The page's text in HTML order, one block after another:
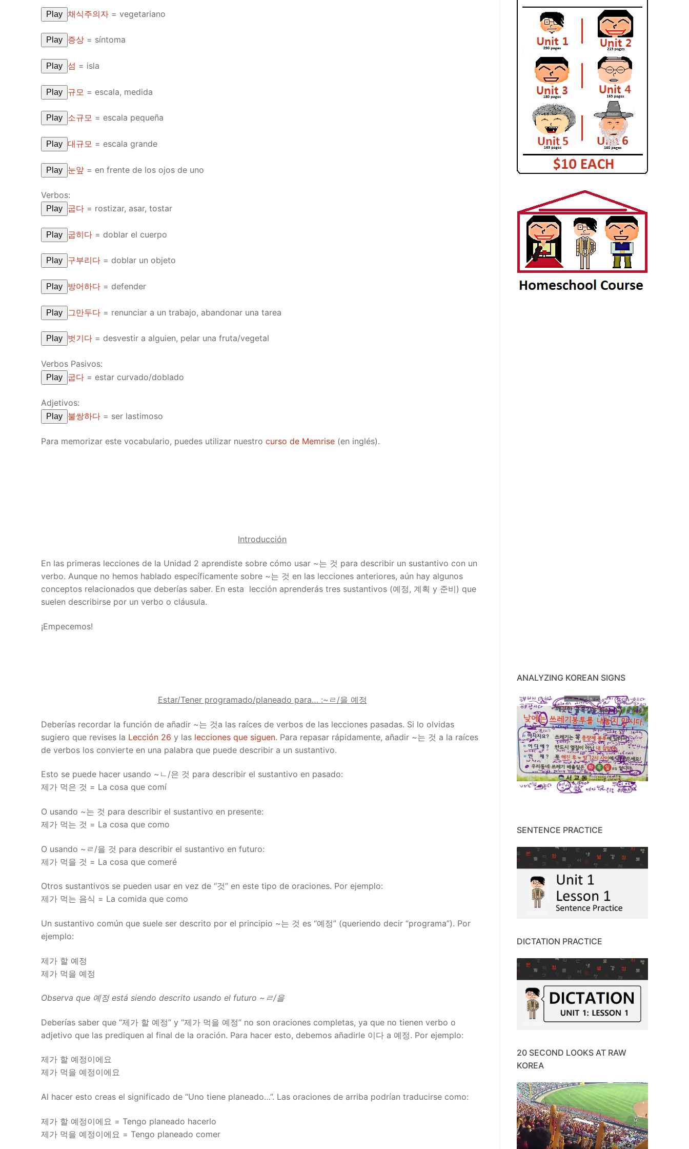
Play 채식주의자 = vegetariano
Play 증상 = síntoma
Play 섬 = isla
Play 규모 = escala, medida
Play 소규모 = escala pequeña
Play 대규모 = escala grande
Play 눈앞 = en frente de los ojos de uno
Verbos:
Play 굽다 = rostizar, asar, tostar
Play 굽히다 = doblar el cuerpo
Play 구부리다 = doblar un objeto
Play 방어하다 = defender
Play 그만두다 = renunciar a un trabajo, abandonar una tarea
Play 벗기다 = desvestir a alguien, pelar una fruta/vegetal
Verbos Pasivos:
Play 굽다 = estar curvado/doblado
Adjetivos:
Play 불쌍하다 = ser lastimoso
Para memorizar este vocabulario, puedes utilizar nuestro curso de Memrise (en inglés).
Introducción
En las primeras lecciones de la Unidad 2 aprendiste sobre cómo usar ~는 것 para describir un sustantivo con un
verbo. Aunque no hemos hablado específicamente sobre ~는 것 en las lecciones anteriores, aún hay algunos
conceptos relacionados que deberías saber. En esta lección aprenderás tres sustantivos (예정, 계획 y 준비) que
suelen describirse por un verbo o cláusula.
¡Empecemos!
Estar/Tener programado/planeado para… :~ㄹ/을 예정
Deberías recordar la función de añadir ~는 것a las raíces de verbos de las lecciones pasadas. Si lo olvidas
sugiero que revises la Lección 26 y las lecciones que siguen. Para repasar rápidamente, añadir ~는 것 a la raíces
de verbos los convierte en una palabra que puede describir a un sustantivo.
Esto se puede hacer usando ~ㄴ/은 것 para describir el sustantivo en pasado:
제가 먹은 것 = La cosa que comí
O usando ~는 것 para describir el sustantivo en presente:
제가 먹는 것 = La cosa que como
O usando ~ㄹ/을 것 para describir el sustantivo en futuro:
제가 먹을 것 = La cosa que comeré
Otros sustantivos se pueden usar en vez de “것” en este tipo de oraciones. Por ejemplo:
제가 먹는 음식 = La comida que como
Un sustantivo común que suele ser descrito por el principio ~는 것 es “예정” (queriendo decir “programa”). Por
ejemplo:
제가 할 예정
제가 먹을 예정
Observa que 예정 está siendo descrito usando el futuro ~ㄹ/을
Deberías saber que “제가 할 예정” y “제가 먹을 예정” no son oraciones completas, ya que no tienen verbo o
adjetivo que las prediquen al final de la oración. Para hacer esto, debemos añadirle 이다 a 예정. Por ejemplo:
제가 할 예정이에요
제가 먹을 예정이에요
Al hacer esto creas el significado de “Uno tiene planeado…”. Las oraciones de arriba podrían traducirse como:
제가 할 예정이에요 = Tengo planeado hacerlo
제가 먹을 예정이에요 = Tengo planeado comer
ANALYZING KOREAN SIGNS
SENTENCE PRACTICE
DICTATION PRACTICE
20 SECOND LOOKS AT RAW
KOREA